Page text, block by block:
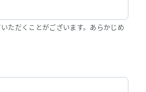
ただくことがございます。あらかじめ